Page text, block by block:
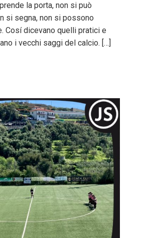
la porta, non si può
si segna, non si possono
Cosí dicevano quelli pratici e
i vecchi saggi del calcio. […]